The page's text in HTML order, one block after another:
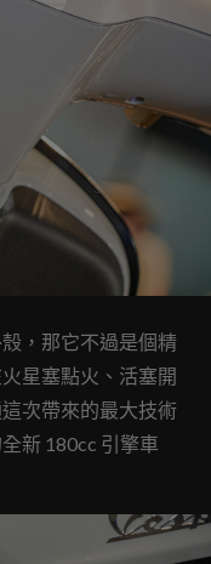
，那它不過是個精
星塞點火、活塞開
次帶來的最大技術
新 180cc 引擎車